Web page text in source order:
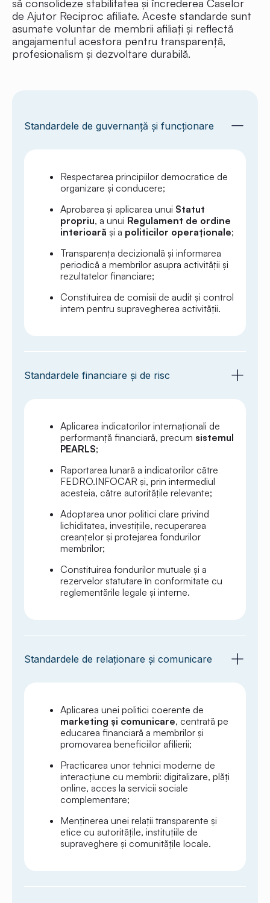
să consolideze stabilitatea și încrederea Caselor
de Ajutor Reciproc afiliate. Aceste standarde sunt
asumate voluntar de membrii afiliați și reflectă
angajamentul acestora pentru transparență,
profesionalism și dezvoltare durabilă.
Standardele de guvernanță și funcționare
Respectarea principiilor democratice de
organizare și conducere;
Aprobarea și aplicarea unui Statut
propriu, a unui Regulament de ordine
interioară și a politicilor operaționale;
Transparența decizională și informarea
periodică a membrilor asupra activității și
rezultatelor financiare;
Constituirea de comisii de audit și control
intern pentru supravegherea activității.
Standardele financiare și de risc
Aplicarea indicatorilor internaționali de
performanță financiară, precum sistemul
PEARLS;
Raportarea lunară a indicatorilor către
FEDRO.INFOCAR și, prin intermediul
acesteia, către autoritățile relevante;
Adoptarea unor politici clare privind
lichiditatea, investițiile, recuperarea
creanțelor și protejarea fondurilor
membrilor;
Constituirea fondurilor mutuale și a
rezervelor statutare în conformitate cu
reglementările legale și interne.
Standardele de relaționare și comunicare
Aplicarea unei politici coerente de
marketing și comunicare, centrată pe
educarea financiară a membrilor și
promovarea beneficiilor afilierii;
Practicarea unor tehnici moderne de
interacțiune cu membrii: digitalizare, plăți
online, acces la servicii sociale
complementare;
Menținerea unei relații transparente și
etice cu autoritățile, instituțiile de
supraveghere și comunitățile locale.